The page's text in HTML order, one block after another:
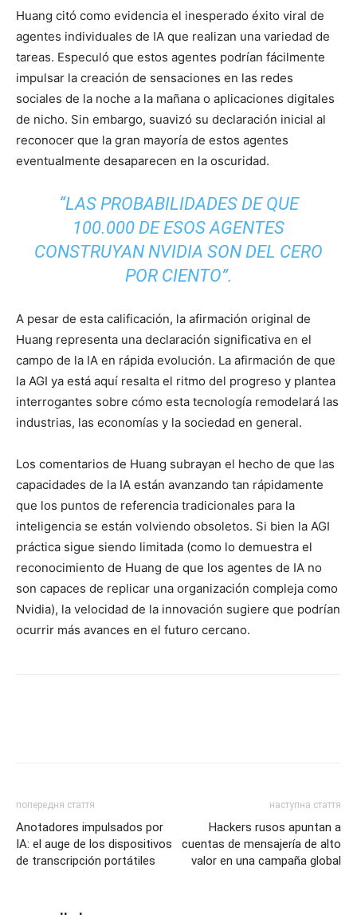
Huang citó como evidencia el inesperado éxito viral de
agentes individuales de IA que realizan una variedad de
tareas. Especuló que estos agentes podrían fácilmente
impulsar la creación de sensaciones en las redes
sociales de la noche a la mañana o aplicaciones digitales
de nicho. Sin embargo, suavizó su declaración inicial al
reconocer que la gran mayoría de estos agentes
eventualmente desaparecen en la oscuridad.
“LAS PROBABILIDADES DE QUE
100.000 DE ESOS AGENTES
CONSTRUYAN NVIDIA SON DEL CERO
POR CIENTO”.
A pesar de esta calificación, la afirmación original de
Huang representa una declaración significativa en el
campo de la IA en rápida evolución. La afirmación de que
la AGI ya está aquí resalta el ritmo del progreso y plantea
interrogantes sobre cómo esta tecnología remodelará las
industrias, las economías y la sociedad en general.
Los comentarios de Huang subrayan el hecho de que las
capacidades de la IA están avanzando tan rápidamente
que los puntos de referencia tradicionales para la
inteligencia se están volviendo obsoletos. Si bien la AGI
práctica sigue siendo limitada (como lo demuestra el
reconocimiento de Huang de que los agentes de IA no
son capaces de replicar una organización compleja como
Nvidia), la velocidad de la innovación sugiere que podrían
ocurrir más avances en el futuro cercano.
попередня стаття
Anotadores impulsados por
IA: el auge de los dispositivos
de transcripción portátiles
наступна стаття
Hackers rusos apuntan a
cuentas de mensajería de alto
valor en una campaña global